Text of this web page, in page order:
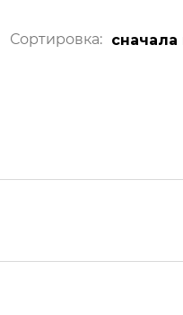
Сортировка: